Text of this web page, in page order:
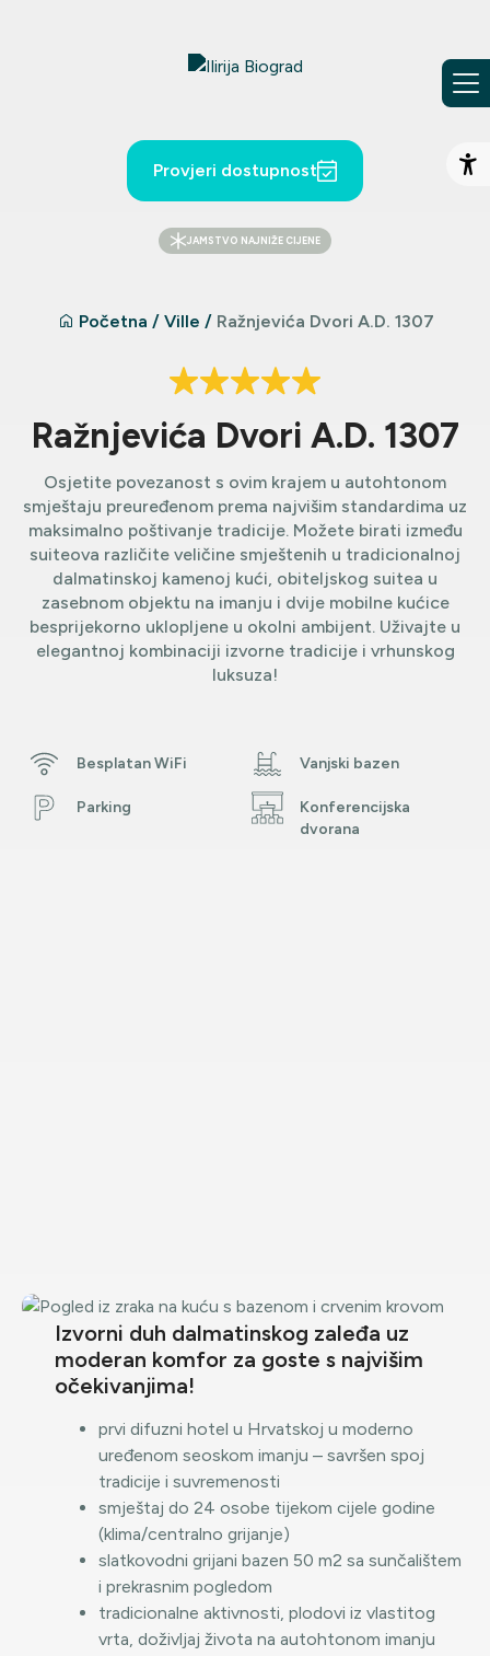
Provjeri dostupnost
JAMSTVO NAJNIŽE CIJENE
Početna / Ville / Ražnjevića Dvori A.D. 1307
Ražnjevića Dvori A.D. 1307
Osjetite povezanost s ovim krajem u autohtonom
smještaju preuređenom prema najvišim standardima uz
maksimalno poštivanje tradicije. Možete birati između
suiteova različite veličine smještenih u tradicionalnoj
dalmatinskoj kamenoj kući, obiteljskog suitea u
zasebnom objektu na imanju i dvije mobilne kućice
besprijekorno uklopljene u okolni ambijent. Uživajte u
elegantnoj kombinaciji izvorne tradicije i vrhunskog
luksuza!
Besplatan WiFi Vanjski bazen
Parking
Konferencijska
dvorana
Izvorni duh dalmatinskog zaleđa uz
moderan komfor za goste s najvišim
očekivanjima!
prvi difuzni hotel u Hrvatskoj u moderno
uređenom seoskom imanju – savršen spoj
tradicije i suvremenosti
smještaj do 24 osobe tijekom cijele godine
(klima/centralno grijanje)
slatkovodni grijani bazen 50 m2 sa sunčalištem
i prekrasnim pogledom
tradicionalne aktivnosti, plodovi iz vlastitog
vrta, doživljaj života na autohtonom imanju